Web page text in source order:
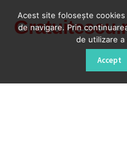
Sari
Sari
Acest site foloseşte
de navigare. Prin
de utilizare
Accept